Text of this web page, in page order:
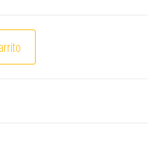
TEDDY LAVANDA